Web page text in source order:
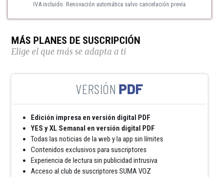
IVA incluido. Renovación automática salvo cancelación previa
MÁS PLANES DE SUSCRIPCIÓN
Elige el que más se adapta a ti
PDF
Edición impresa en versión digital PDF
YES y XL Semanal en versión digital PDF
Todas las noticias de la web y la app sin límites
Contenidos exclusivos para suscriptores
Experiencia de lectura sin publicidad intrusiva
Acceso al club de suscriptores SUMA VOZ